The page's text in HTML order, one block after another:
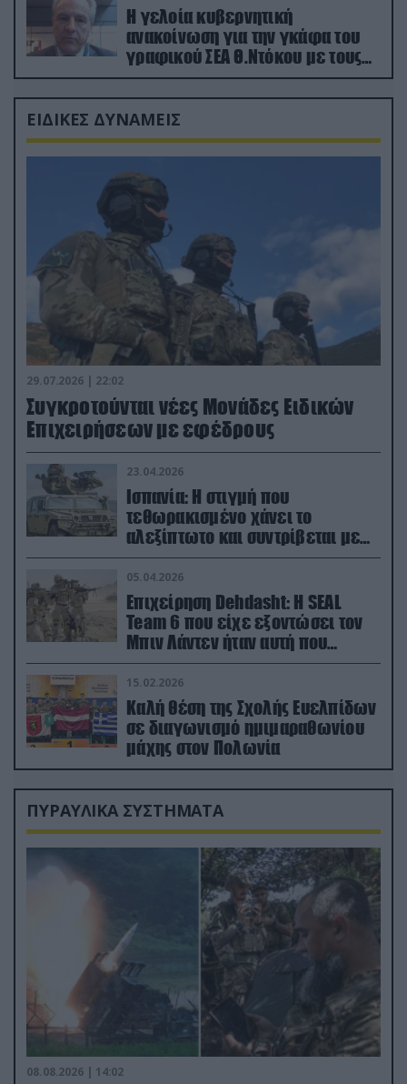
Η γελοία κυβερνητική
ανακοίνωση για την γκάφα του
γραφικού ΣΕΑ Θ.Ντόκου με τους
Ρώσους φαρσέρ
ΕΙΔΙΚΕΣ ΔΥΝΑΜΕΙΣ
29.07.2026 | 22:02
Συγκροτούνται νέες Μονάδες Ειδικών
Επιχειρήσεων με εφέδρους
23.04.2026
Ισπανία: Η στιγμή που
τεθωρακισμένο χάνει το
αλεξίπτωτο και συντρίβεται με
ορμή στο έδαφος (βίντεο)
05.04.2026
Επιχείρηση Dehdasht: Η SEAL
Team 6 που είχε εξοντώσει τον
Μπιν Λάντεν ήταν αυτή που
διέσωσε τον πιλότο του F-15
15.02.2026
Καλή θέση της Σχολής Ευελπίδων
σε διαγωνισμό ημιμαραθωνίου
μάχης στον Πολωνία
ΠΥΡΑΥΛΙΚΑ ΣΥΣΤΗΜΑΤΑ
08.08.2026 | 14:02